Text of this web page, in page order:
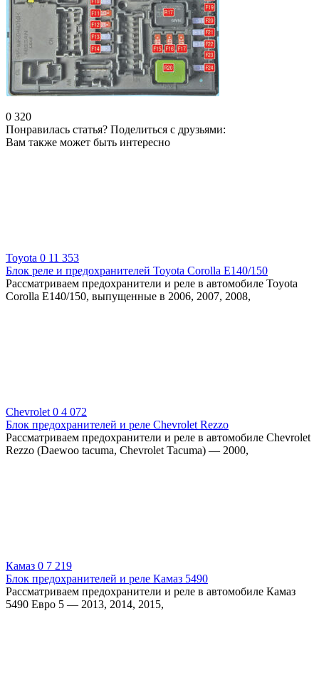
0 320
Понравилась статья? Поделиться с друзьями:
Вам также может быть интересно
Toyota 0 11 353
Блок реле и предохранителей Toyota Corolla E140/150
Рассматриваем предохранители и реле в автомобиле Toyota
Corolla E140/150, выпущенные в 2006, 2007, 2008,
Chevrolet 0 4 072
Блок предохранителей и реле Chevrolet Rezzo
Рассматриваем предохранители и реле в автомобиле Chevrolet
Rezzo (Daewoo tacuma, Chevrolet Tacuma) — 2000,
Камаз 0 7 219
Блок предохранителей и реле Камаз 5490
Рассматриваем предохранители и реле в автомобиле Камаз
5490 Евро 5 — 2013, 2014, 2015,